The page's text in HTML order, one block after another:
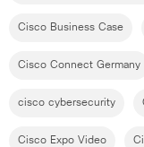
Cisco Business Case
Cisco Connect Germany
cisco cybersecurity
Cisco Expo Video